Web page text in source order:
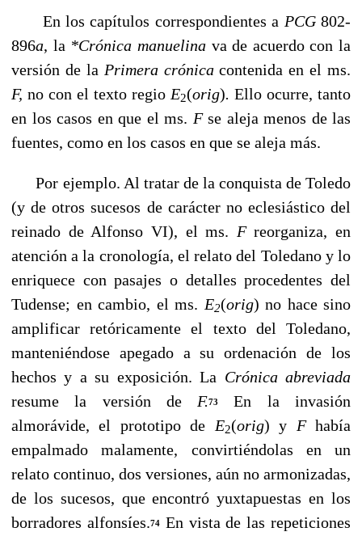
En los capítulos correspondientes a PCG802-
896a, la *Crónica manuelina va de acuerdo con la
versión de la Primera crónicacontenida en el ms.
F, no con el texto regio E2(orig). Ello ocurre, tanto
en los casos en que el ms. F se aleja menos de las
fuentes, como en los casos en que se aleja más.
Por ejemplo. Al tratar de la conquista de Toledo
(y de otros sucesos de carácter no eclesiástico del
reinado de Alfonso VI), el ms. Freorganiza, en
atención a la cronología, el relato del Toledano y lo
enriquece con pasajes o detalles procedentes del
Tudense; en cambio, el ms. E2(orig) no hace sino
amplificar retóricamente el texto del Toledano,
manteniéndose apegado a su ordenación de los
hechos y a su exposición. La Crónica abreviada
resume la versión de F.73
En la invasión
almorávide, el prototipo de E2(orig) y Fhabía
empalmado malamente, convirtiéndolas en un
relato continuo, dos versio­nes, aún no armonizadas,
de los sucesos, que encontró yuxtapuestas en los
borradores alfonsíes.74En vista de las repeticiones